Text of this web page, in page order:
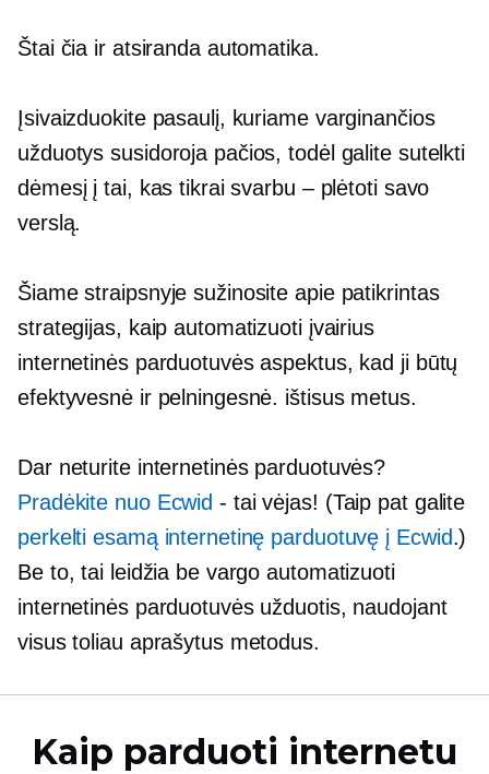
Štai čia ir atsiranda automatika.
Įsivaizduokite pasaulį, kuriame varginančios
užduotys susidoroja pačios, todėl galite sutelkti
dėmesį į tai, kas tikrai svarbu – plėtoti savo
verslą.
Šiame straipsnyje sužinosite apie patikrintas
strategijas, kaip automatizuoti įvairius
internetinės parduotuvės aspektus, kad ji būtų
efektyvesnė ir pelningesnė. ištisus metus.
Dar neturite internetinės parduotuvės?
Pradėkite nuo Ecwid - tai vėjas! (Taip pat galite
perkelti esamą internetinę parduotuvę į Ecwid.)
Be to, tai leidžia be vargo automatizuoti
internetinės parduotuvės užduotis, naudojant
visus toliau aprašytus metodus.
Kaip parduoti internetu